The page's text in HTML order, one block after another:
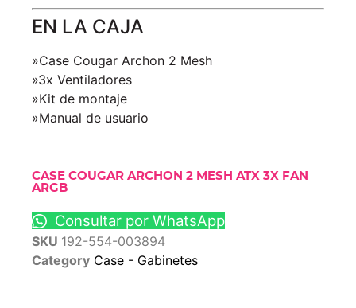
EN LA CAJA
»Case Cougar Archon 2 Mesh
»3x Ventiladores
»Kit de montaje
»Manual de usuario
CASE COUGAR ARCHON 2 MESH ATX 3X FAN
ARGB
Consultar por WhatsApp
SKU 192-554-003894
Category Case - Gabinetes